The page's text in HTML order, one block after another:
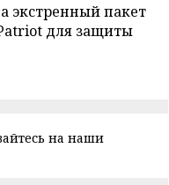
экстренный пакет
для защиты
на наши